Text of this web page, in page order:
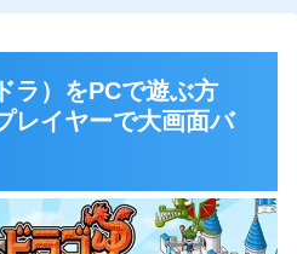
ラ）をPCで遊ぶ方
レイヤーで大画面バ